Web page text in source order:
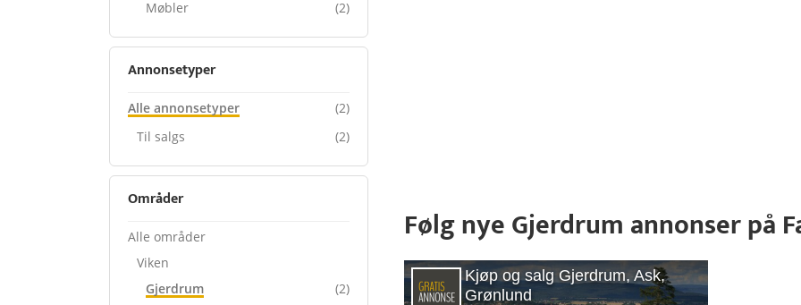
Møbler
(2)
Annonsetyper
Alle annonsetyper
(2)
Til salgs
(2)
Områder
Alle områder
Viken
Gjerdrum
(2)
Følg nye Gjerdrum annonser på
Kjøp og salg Gjerdrum, Ask,
Grønlund